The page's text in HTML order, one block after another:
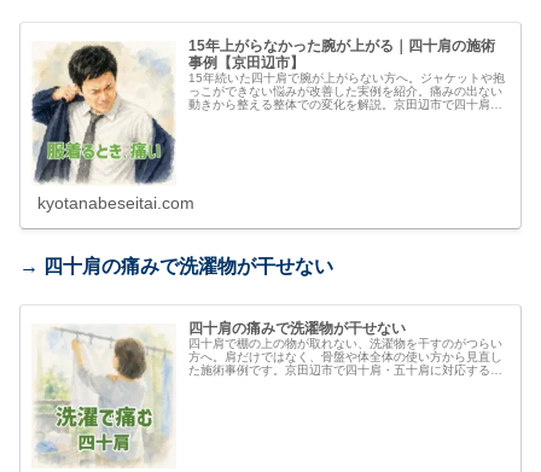
15年上がらなかった腕が上がる｜四十肩の施術
事例【京田辺市】
15年続いた四十肩で腕が上がらない方へ。ジャケットや抱
っこができない悩みが改善した実例を紹介。痛みの出ない
動きから整える整体での変化を解説。京田辺市で四十肩に
kyotanabeseitai.com
→ 四十肩の痛みで洗濯物が干せない
四十肩の痛みで洗濯物が干せない
四十肩で棚の上の物が取れない、洗濯物を干すのがつらい
方へ。肩だけではなく、骨盤や体全体の使い方から見直し
た施術事例です。京田辺市で四十肩・五十肩に対応する整